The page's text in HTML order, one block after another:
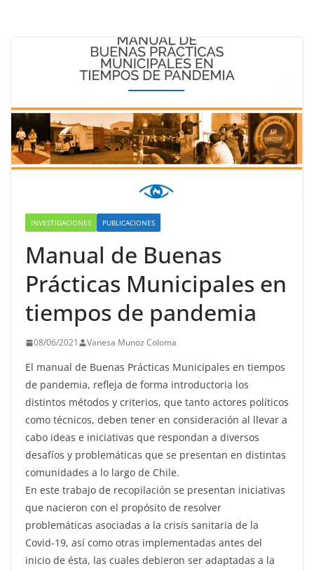
INVESTIGACIONES PUBLICACIONES
Manual de Buenas
Prácticas Municipales en
tiempos de pandemia
08/06/2021 Vanesa Munoz Coloma
El manual de Buenas Prácticas Municipales en tiempos
de pandemia, refleja de forma introductoria los
distintos métodos y criterios, que tanto actores políticos
como técnicos, deben tener en consideración al llevar a
cabo ideas e iniciativas que respondan a diversos
desafíos y problemáticas que se presentan en distintas
comunidades a lo largo de Chile.
En este trabajo de recopilación se presentan iniciativas
que nacieron con el propósito de resolver
problemáticas asociadas a la crisis sanitaria de la
Covid-19, así como otras implementadas antes del
inicio de ésta, las cuales debieron ser adaptadas a la